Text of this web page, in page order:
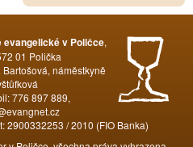
v Poličce,
01 Polička
náměstkyně
776 897 889,
2900332253 / 2010 (FIO Banka)